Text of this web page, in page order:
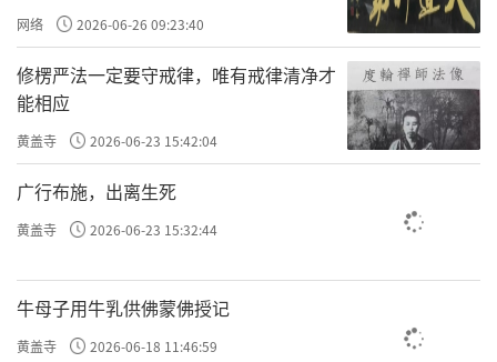
网络 2026-06-26 09:23:40
修楞严法一定要守戒律，唯有戒律清净才
能相应
黄盖寺 2026-06-23 15:42:04
广行布施，出离生死
黄盖寺 2026-06-23 15:32:44
牛母子用牛乳供佛蒙佛授记
黄盖寺 2026-06-18 11:46:59